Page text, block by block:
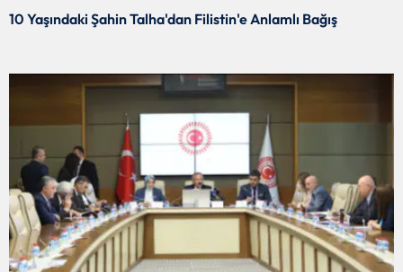
10 Yaşındaki Şahin Talha'dan Filistin'e Anlamlı Bağış